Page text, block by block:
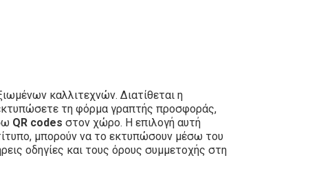
καλλιτεχνών. Διατίθεται η
τη φόρμα γραπτής προσφοράς,
QR codes στον χώρο. Η επιλογή αυτή
μπορούν να το εκτυπώσουν μέσω του
οδηγίες και τους όρους συμμετοχής στη